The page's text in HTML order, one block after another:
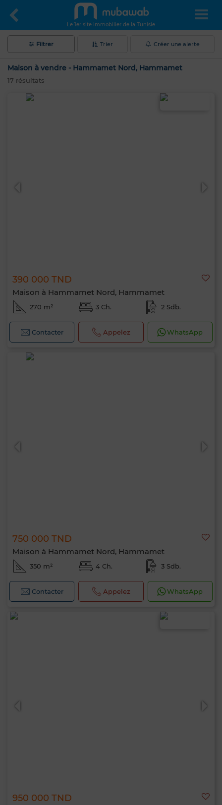
Le 1er site immobilier de la Tunisie
Filtrer Trier Créer une alerte
Maison à vendre - Hammamet Nord, Hammamet
17 résultats
390 000 TND
Maison à Hammamet Nord, Hammamet
270 m² 3 Ch. 2 Sdb.
Contacter Appelez WhatsApp
750 000 TND
Maison à Hammamet Nord, Hammamet
350 m² 4 Ch. 3 Sdb.
Contacter Appelez WhatsApp
950 000 TND